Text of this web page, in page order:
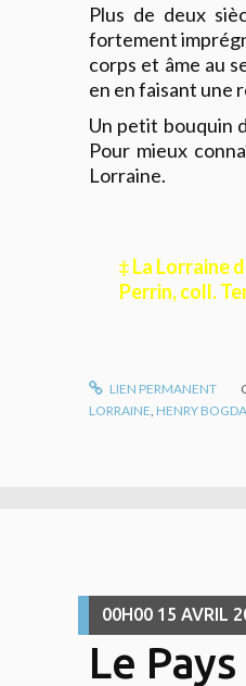
Plus de deux
fortement
corps et âme au
en en faisant une
Un petit bouquin
Pour mieux
Lorraine.
‡ La Lorraine
Perrin, coll.
LIEN PERMANENT
LORRAINE HENRY
00H00 15 AVRIL
Le